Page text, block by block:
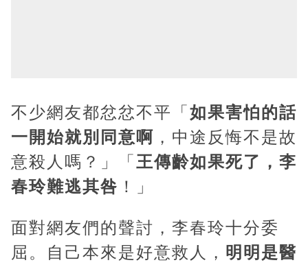
不少網友都忿忿不平「 如果害怕的話
一開始就別同意啊 ，中途反悔不是故
意殺人嗎？」「 王傳齡如果死了，李
春玲難逃其咎 ！」
面對網友們的聲討，李春玲十分委
屈。自己本來是好意救人， 明明是醫